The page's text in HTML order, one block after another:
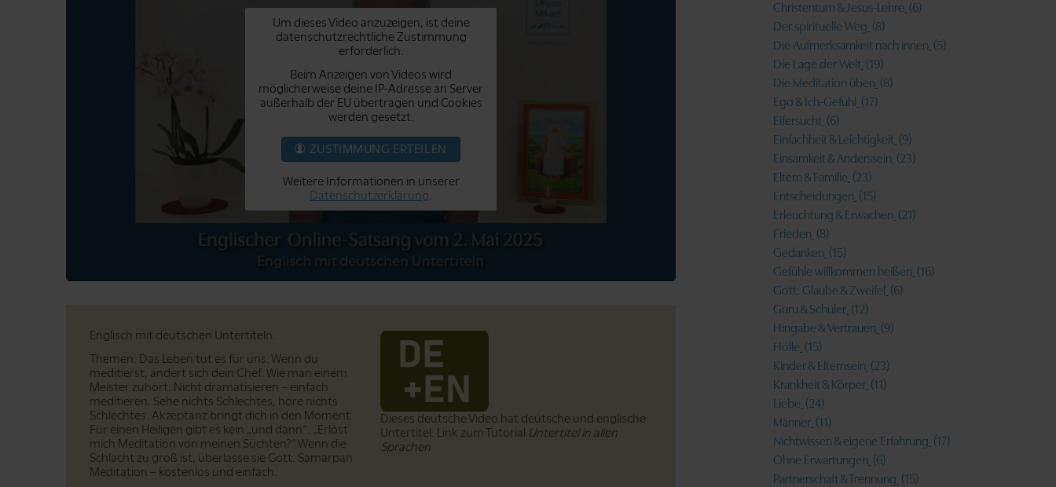
Um dieses Video anzuzeigen, ist deine
datenschutzrechtliche Zustimmung
erforderlich.
Beim Anzeigen von Videos wird
möglicherweise deine IP-Adresse an Server
außerhalb der EU übertragen und Cookies
werden gesetzt.
ZUSTIMMUNG ERTEILEN
Weitere Informationen in unserer
Datenschutzerklärung.
Englisch mit deutschen Untertiteln.
Themen: Das Leben tut es für uns. Wenn du
meditierst, ändert sich dein Chef. Wie man einem
Meister zuhört. Nicht dramatisieren – einfach
meditieren. Sehe nichts Schlechtes, höre nichts
Schlechtes. Akzeptanz bringt dich in den Moment.
Für einen Heiligen gibt es kein „und dann“. „Erlöst
mich Meditation von meinen Süchten?“ Wenn die
Schlacht zu groß ist, überlasse sie Gott. Samarpan
Meditation – kostenlos und einfach.
Dieses deutsche Video hat deutsche und englische
Untertitel. Link zum Tutorial Untertitel in allen
Sprachen
Christentum & Jesus-Lehre (6)
Der spirituelle Weg (8)
Die Aufmerksamkeit nach innen (5)
Die Lage der Welt (19)
Die Meditation üben (8)
Ego & Ich-Gefühl (17)
Eifersucht (6)
Einfachheit & Leichtigkeit (9)
Einsamkeit & Anderssein (23)
Eltern & Familie (23)
Entscheidungen (15)
Erleuchtung & Erwachen (21)
Frieden (8)
Gedanken (15)
Gefühle willkommen heißen (16)
Gott: Glaube & Zweifel
(6)
Guru & Schüler (12)
Hingabe & Vertrauen (9)
Hölle (15)
Kinder & Elternsein (23)
Krankheit & Körper (11)
Liebe (24)
Männer (11)
Nichtwissen & eigene Erfahrung (17)
Ohne Erwartungen (6)
Partnerschaft & Trennung (15)